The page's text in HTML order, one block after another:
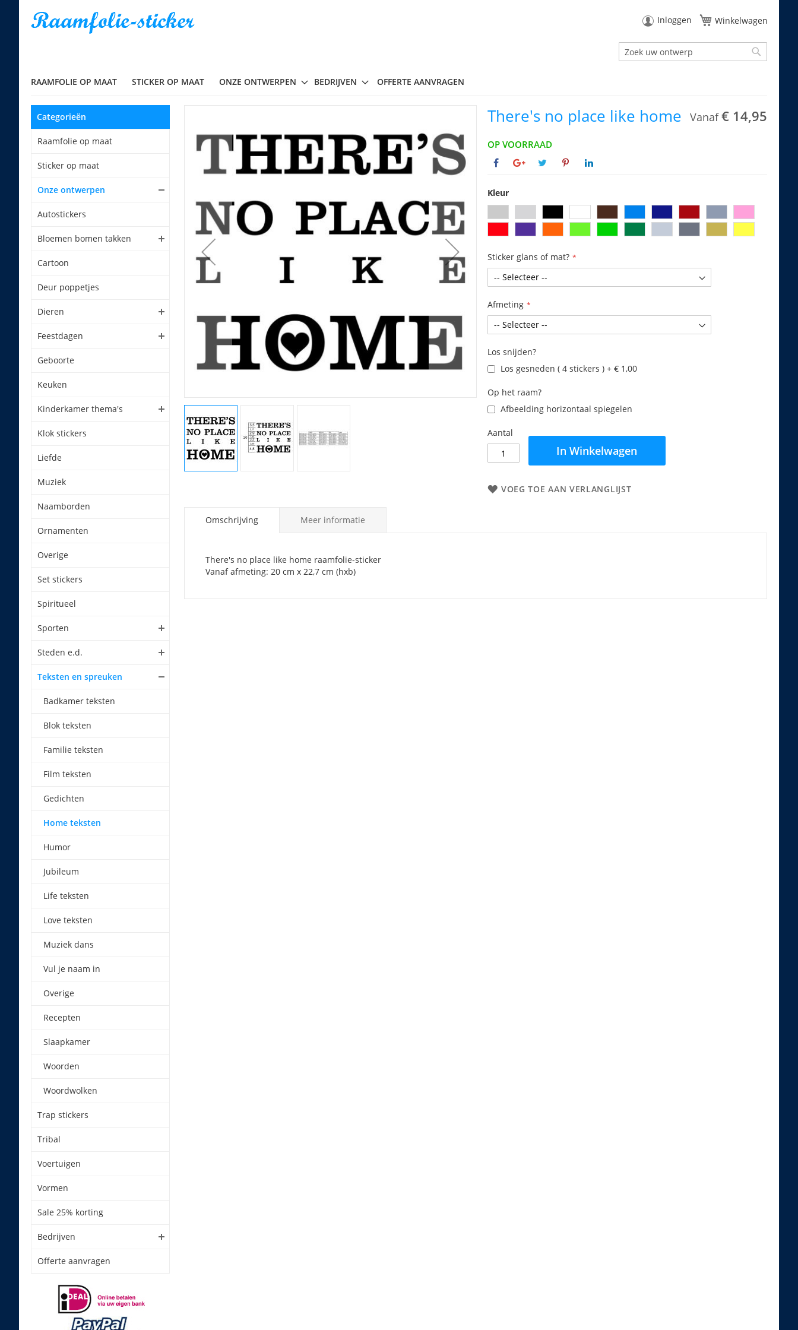
Inloggen Winkelwagen
Zoek
RAAMFOLIE OP MAAT STICKER OP MAAT ONZE ONTWERPEN BEDRIJVEN OFFERTE AANVRAGEN
There's no place like home Vanaf € 14,95
OP VOORRAAD
Kleur
Sticker glans of mat?
Afmeting
Los snijden?
Los gesneden ( 4 stickers ) + € 1,00
Op het raam?
Afbeelding horizontaal spiegelen
Aantal
In Winkelwagen
VOEG TOE AAN VERLANGLIJST
Omschrijving
There's no place like home raamfolie-sticker
Vanaf afmeting: 20 cm x 22,7 cm (hxb)
Meer informatie
Categorieën
Raamfolie op maat
Sticker op maat
Onze ontwerpen
Autostickers
Bloemen bomen takken
Cartoon
Deur poppetjes
Dieren
Feestdagen
Geboorte
Keuken
Kinderkamer thema's
Klok stickers
Liefde
Muziek
Naamborden
Ornamenten
Overige
Set stickers
Spiritueel
Sporten
Steden e.d.
Teksten en spreuken
Badkamer teksten
Blok teksten
Familie teksten
Film teksten
Gedichten
Home teksten
Humor
Jubileum
Life teksten
Love teksten
Muziek dans
Vul je naam in
Overige
Recepten
Slaapkamer
Woorden
Woordwolken
Trap stickers
Tribal
Voertuigen
Vormen
Sale 25% korting
Bedrijven
Offerte aanvragen